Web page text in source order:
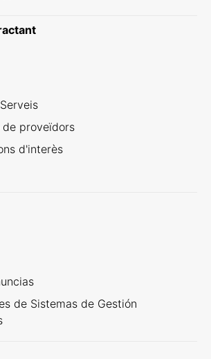
proveïdors
d'interès
de Sistemas de Gestión